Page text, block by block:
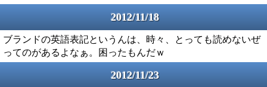
2012/11/18
ブランドの英語表記というんは、時々、とっても読めないぜ
ってのがあるよなぁ。困ったもんだｗ
2012/11/23